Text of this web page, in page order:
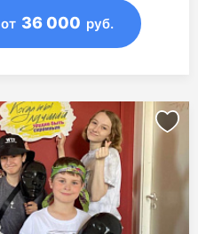
от 36 000 руб.